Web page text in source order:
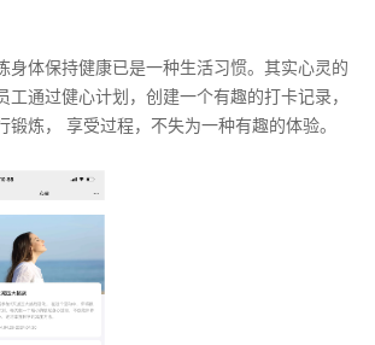
身体保持健康已是一种生活习惯。其实心灵的
工通过健心计划，创建一个有趣的打卡记录，
锻炼， 享受过程，不失为一种有趣的体验。